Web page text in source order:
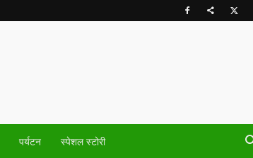
पर्यटन स्पेशल स्टोरी